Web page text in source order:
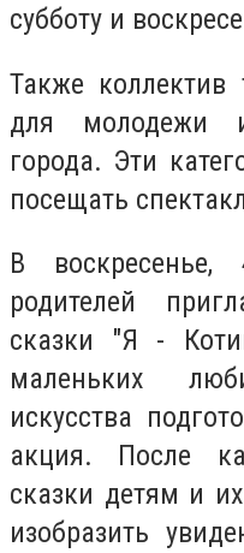
субботу и
Также коллектив
для молодежи
города. Эти
посещать
В
родителей
сказки "Я -
маленьких
искусства
акция. После
сказки детям и
изобразить